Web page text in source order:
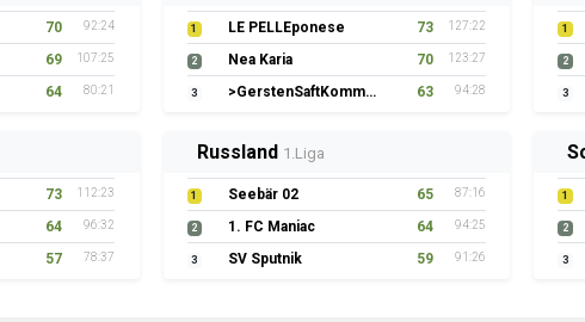
70 92:24
69 107:25
64 80:21
1 LE PELLEponese 73 127:22
2 Nea Karia 70 123:27
3 >GerstenSaftKommando 63 94:28
1
2
3
73 112:23
64 96:32
57 78:37
Russland 1.Liga
1 Seebär 02 65 87:16
2 1. FC Maniac 64 94:25
3 SV Sputnik 59 91:26
1
2
3